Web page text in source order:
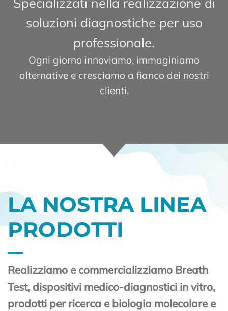
cui mutazioni sono responsabili della Fibrosi Cistica.
soluzioni diagnostiche per uso
professionale.
Ogni giorno innoviamo, immaginiamo
alternative e cresciamo a fianco dei nostri
clienti.
LA NOSTRA LINEA
PRODOTTI
Realizziamo e commercializziamo Breath
Test, dispositivi medico-diagnostici in vitro,
prodotti per ricerca e biologia molecolare e